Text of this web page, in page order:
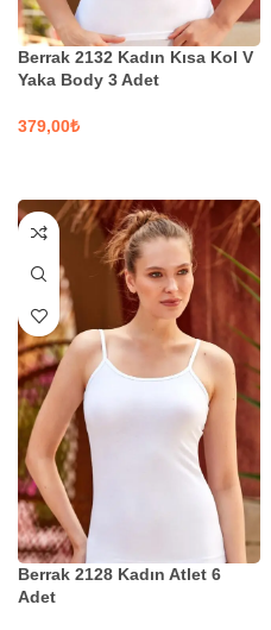
Berrak 2132 Kadın Kısa Kol V
Yaka Body 3 Adet
₺
Berrak 2128 Kadın Atlet 6
Adet